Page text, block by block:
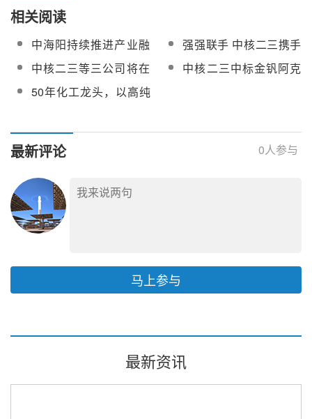
相关阅读
中海阳持续推进产业融
合 携手中核二三开拓光
热市场
强强联手 中核二三携手
江苏联储开拓光热市场
中核二三等三公司将在
乌拉特中旗开发200MW
熔盐槽式光热电站
中核二三中标金钒阿克
50年化工龙头，以高纯
最新评论 0人参与
马上参与
最新资讯